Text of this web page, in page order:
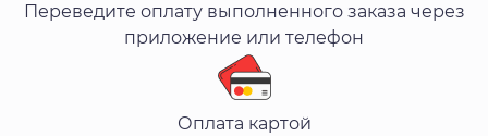
Переведите оплату выполненного заказа через
приложение или телефон
Оплата картой